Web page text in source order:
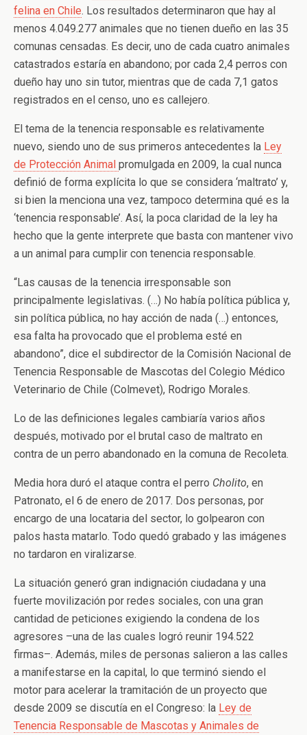
felina en Chile. Los resultados determinaron que hay al
menos 4.049.277 animales que no tienen dueño en las 35
comunas censadas. Es decir, uno de cada cuatro animales
catastrados estaría en abandono; por cada 2,4 perros con
dueño hay uno sin tutor, mientras que de cada 7,1 gatos
registrados en el censo, uno es callejero.
El tema de la tenencia responsable es relativamente
nuevo, siendo uno de sus primeros antecedentes la Ley
de Protección Animal promulgada en 2009, la cual nunca
definió de forma explícita lo que se considera ‘maltrato’ y,
si bien la menciona una vez, tampoco determina qué es la
‘tenencia responsable’. Así, la poca claridad de la ley ha
hecho que la gente interprete que basta con mantener vivo
a un animal para cumplir con tenencia responsable.
“Las causas de la tenencia irresponsable son
principalmente legislativas. (…) No había política pública y,
sin política pública, no hay acción de nada (…) entonces,
esa falta ha provocado que el problema esté en
abandono”, dice el subdirector de la Comisión Nacional de
Tenencia Responsable de Mascotas del Colegio Médico
Veterinario de Chile (Colmevet), Rodrigo Morales.
Lo de las definiciones legales cambiaría varios años
después, motivado por el brutal caso de maltrato en
contra de un perro abandonado en la comuna de Recoleta.
Media hora duró el ataque contra el perro Cholito, en
Patronato, el 6 de enero de 2017. Dos personas, por
encargo de una locataria del sector, lo golpearon con
palos hasta matarlo. Todo quedó grabado y las imágenes
no tardaron en viralizarse.
La situación generó gran indignación ciudadana y una
fuerte movilización por redes sociales, con una gran
cantidad de peticiones exigiendo la condena de los
agresores –una de las cuales logró reunir 194.522
firmas–. Además, miles de personas salieron a las calles
a manifestarse en la capital, lo que terminó siendo el
motor para acelerar la tramitación de un proyecto que
desde 2009 se discutía en el Congreso: la Ley de
Tenencia Responsable de Mascotas y Animales de